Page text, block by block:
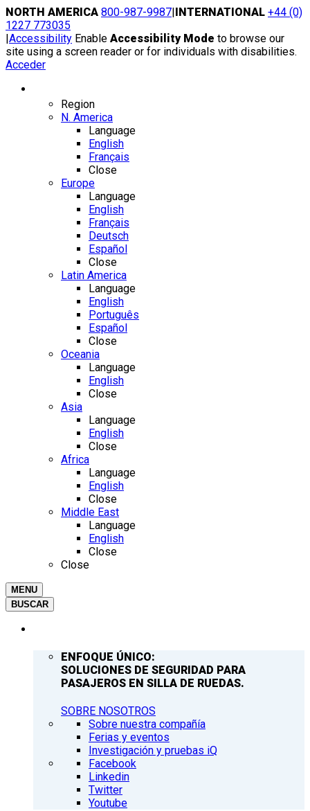
Skip
to
content
NORTH AMERICA 800-987-9987|INTERNATIONAL +44 (0)
1227 773035
|Accessibility Enable Accessibility Mode to browse our
site using a screen reader or for individuals with disabilities.
Acceder
Region
N. America
Language
English
Français
Close
Europe
Language
English
Français
Deutsch
Español
Close
Latin America
Language
English
Português
Español
Close
Oceania
Language
English
Close
Asia
Language
English
Close
Africa
Language
English
Close
Middle East
Language
English
Close
Close
MENU
BUSCAR
ENFOQUE ÚNICO:
SOLUCIONES DE SEGURIDAD PARA
PASAJEROS EN SILLA DE RUEDAS.
SOBRE NOSOTROS
Sobre nuestra compañía
Ferias y eventos
Investigación y pruebas iQ
Facebook
Linkedin
Twitter
Youtube